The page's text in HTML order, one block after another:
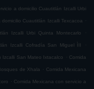
a domicilio Cuautitlán Izcalli Urbi
Cuautitlán Izcalli Texcacoa .
Izcalli Urbi Quinta Montecarlo .
Izcalli Cofradía San Miguel ÌII .
Izcalli San Mateo Ixtacalco . Comida
de Xhala . Comida Mexicana
. Comida Mexicana con servicio a